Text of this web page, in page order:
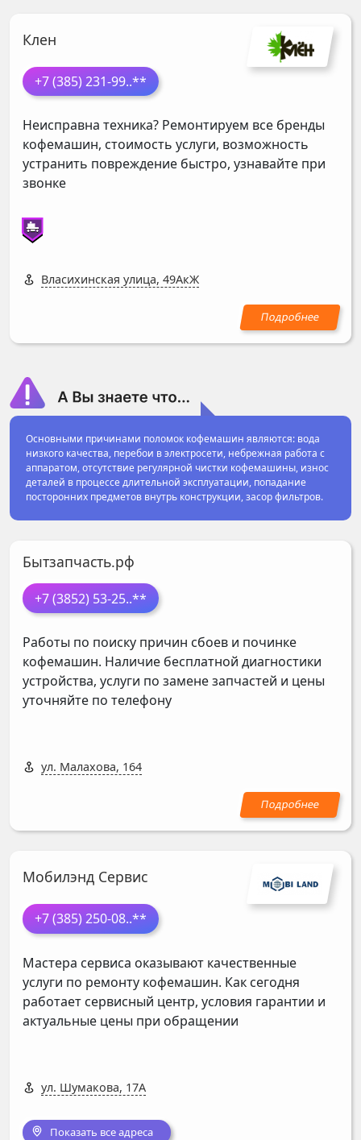
Клен
+7 (385) 231-99..**
Неисправна техника? Ремонтируем все бренды
кофемашин, стоимость услуги, возможность
устранить повреждение быстро, узнавайте при
звонке
Власихинская улица, 49АкЖ
Основными причинами поломок кофемашин являются: вода
низкого качества, перебои в электросети, небрежная работа с
аппаратом, отсутствие регулярной чистки кофемашины, износ
деталей в процессе длительной эксплуатации, попадание
посторонних предметов внутрь конструкции, засор фильтров.
Бытзапчасть.рф
+7 (3852) 53-25..**
Работы по поиску причин сбоев и починке
кофемашин. Наличие бесплатной диагностики
устройства, услуги по замене запчастей и цены
уточняйте по телефону
ул. Малахова, 164
Мобилэнд Сервис
+7 (385) 250-08..**
Мастера сервиса оказывают качественные
услуги по ремонту кофемашин. Как сегодня
работает сервисный центр, условия гарантии и
актуальные цены при обращении
ул. Шумакова, 17А
Показать все адреса